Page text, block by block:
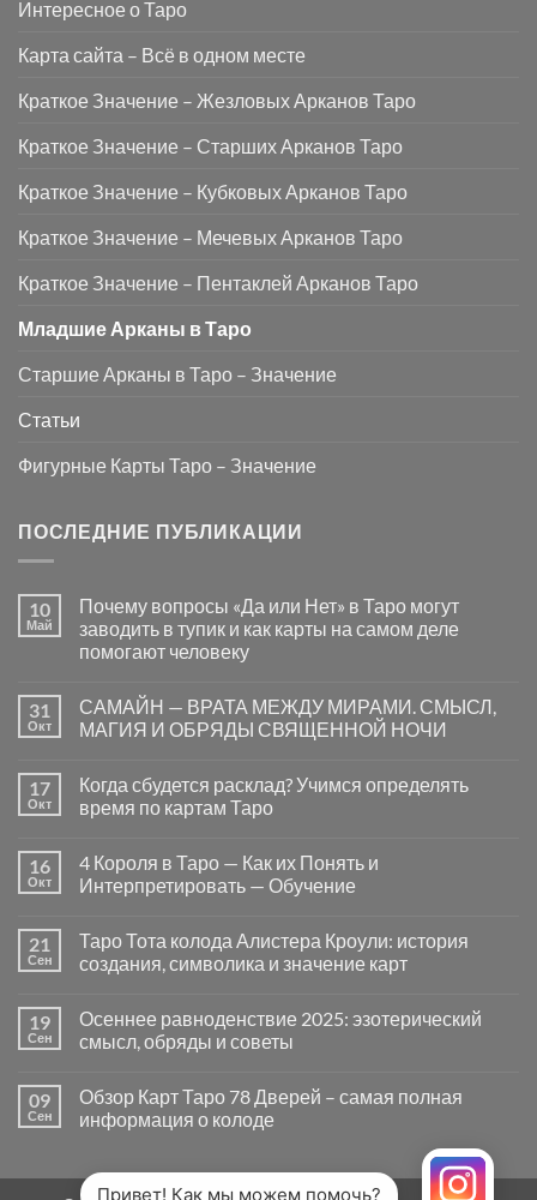
Привет! Как мы можем помочь?
Интересное о Таро
Карта сайта – Всё в одном месте
Краткое Значение – Жезловых Арканов Таро
Краткое Значение – Старших Арканов Таро
Краткое Значение – Кубковых Арканов Таро
Краткое Значение – Мечевых Арканов Таро
Краткое Значение – Пентаклей Арканов Таро
Младшие Арканы в Таро
Старшие Арканы в Таро – Значение
Статьи
Фигурные Карты Таро – Значение
ПОСЛЕДНИЕ ПУБЛИКАЦИИ
10
Май
Почему вопросы «Да или Нет» в Таро могут
заводить в тупик и как карты на самом деле
помогают человеку
записи
Почему
вопросы
Нет»
Таро
в
тупик
и
на
самом
деле
31
Окт
САМАЙН — ВРАТА МЕЖДУ МИРАМИ. СМЫСЛ,
МАГИЯ И ОБРЯДЫ СВЯЩЕННОЙ НОЧИ
записи
САМАЙН
—
МИРАМИ.
СМЫСЛ,
МАГИЯ
СВЯЩЕННОЙ
НОЧИ
17
Окт
Когда сбудется расклад? Учимся определять
время по картам Таро
записи
Когда
сбудется
определять
время
по
16
Окт
4 Короля в Таро — Как их Понять и
Интерпретировать — Обучение
записи
Короля
—
их
Интерпретировать
Обучение
21
Сен
Таро Тота колода Алистера Кроули: история
создания, символика и значение карт
записи
Тота
Кроули:
история
создания,
значение
карт
19
Сен
Осеннее равноденствие 2025: эзотерический
смысл, обряды и советы
записи
Осеннее
равноденствие
смысл,
обряды
09
Сен
Обзор Карт Таро 78 Дверей – самая полная
информация о колоде
записи
Обзор